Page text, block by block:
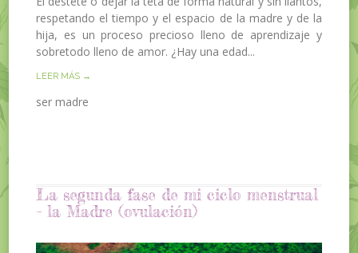
respetando el tiempo y el espacio de la madre y de la
hija, es un proceso precioso lleno de aprendizaje y
sobretodo lleno de amor. ¿Hay una edad...
LEER MÁS →
ser madre
La segunda fase de mi ciclo menstrual
– la Madre (ovulación)